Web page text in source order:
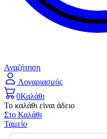
Αναζήτηση
Λογαριασμός
0Καλάθι
Το καλάθι είναι άδειο
Στο Καλάθι
Ταμείο